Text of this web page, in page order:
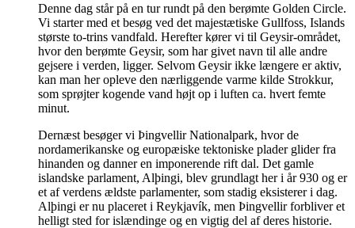
Denne dag står på en tur rundt på den berømte Golden Circle.
Vi starter med et besøg ved det majestætiske Gullfoss, Islands
største to-trins vandfald. Herefter kører vi til Geysir-området,
hvor den berømte Geysir, som har givet navn til alle andre
gejsere i verden, ligger. Selvom Geysir ikke længere er aktiv,
kan man her opleve den nærliggende varme kilde Strokkur,
som sprøjter kogende vand højt op i luften ca. hvert femte
minut.
Dernæst besøger vi Þingvellir Nationalpark, hvor de
nordamerikanske og europæiske tektoniske plader glider fra
hinanden og danner en imponerende rift dal. Det gamle
islandske parlament, Alþingi, blev grundlagt her i år 930 og er
et af verdens ældste parlamenter, som stadig eksisterer i dag.
Alþingi er nu placeret i Reykjavík, men Þingvellir forbliver et
helligt sted for islændinge og en vigtig del af deres historie.